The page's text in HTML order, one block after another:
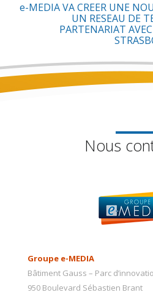
e-MEDIA VA CREER UNE
UN RESEAU DE
PARTENARIAT
Nous
Groupe e-MEDIA
Bâtiment Gauss – Parc
950 Boulevard Sébastien Brant